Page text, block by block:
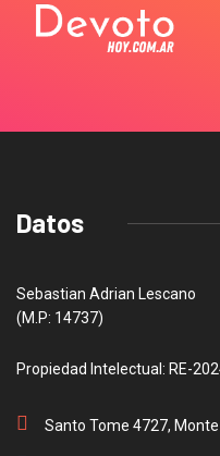
Datos
Sebastian Adrian Lescano
(M.P: 14737)
Propiedad Intelectual: RE-
Santo Tome 4727,